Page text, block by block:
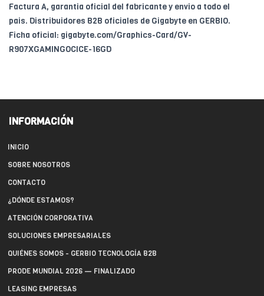
Factura A, garantia oficial del fabricante y envio a todo el
pais. Distribuidores B2B oficiales de Gigabyte en GERBIO.
Ficha oficial: gigabyte.com/Graphics-Card/GV-
R907XGAMINGOCICE-16GD
INFORMACIÓN
INICIO
SOBRE NOSOTROS
CONTACTO
¿DÓNDE ESTAMOS?
ATENCIÓN CORPORATIVA
SOLUCIONES EMPRESARIALES
QUIÉNES SOMOS - GERBIO TECNOLOGÍA B2B
PRODE MUNDIAL 2026 — FINALIZADO
LEASING EMPRESAS